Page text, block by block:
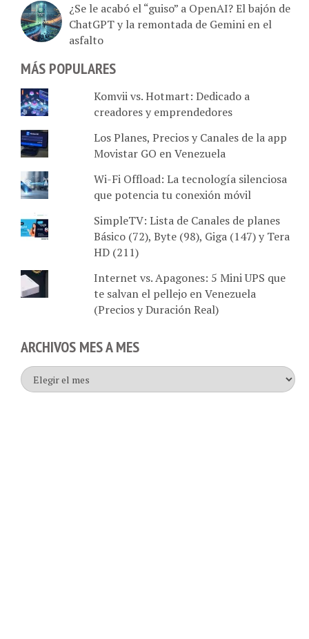
¿Se le acabó el “guiso” a OpenAI? El bajón de
ChatGPT y la remontada de Gemini en el
asfalto
MÁS POPULARES
Komvii vs. Hotmart: Dedicado a
creadores y emprendedores
Los Planes, Precios y Canales de la app
Movistar GO en Venezuela
Wi-Fi Offload: La tecnología silenciosa
que potencia tu conexión móvil
SimpleTV: Lista de Canales de planes
Básico (72), Byte (98), Giga (147) y Tera
HD (211)
Internet vs. Apagones: 5 Mini UPS que
te salvan el pellejo en Venezuela
(Precios y Duración Real)
ARCHIVOS MES A MES
Archivos
mes